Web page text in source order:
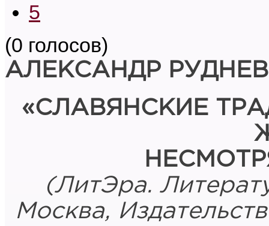
5
(0 голосов)
АЛЕКСАНДР РУДНЕВ
«СЛАВЯНСКИЕ
(ЛитЭра.
Москва,